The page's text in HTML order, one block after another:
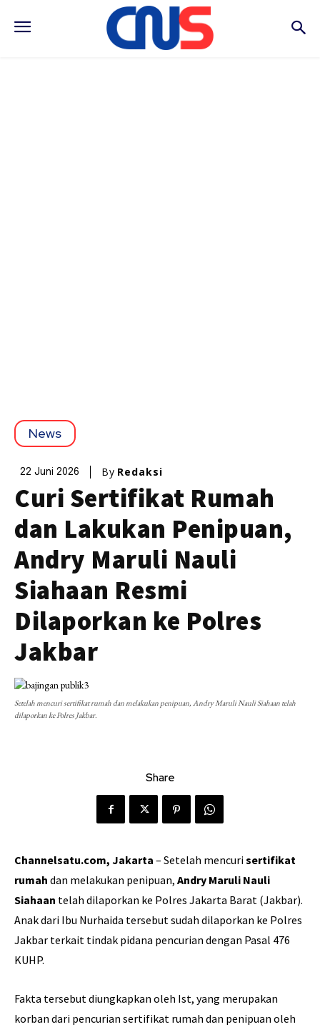
News
22 Juni 2026 By Redaksi
Curi Sertifikat Rumah
dan Lakukan Penipuan,
Andry Maruli Nauli
Siahaan Resmi
Dilaporkan ke Polres
Jakbar
Setelah mencuri sertifikat rumah dan melakukan penipuan, Andry Maruli Nauli Siahaan telah
dilaporkan ke Polres Jakbar.
Share
Channelsatu.com, Jakarta – Setelah mencurisertifikat
rumah dan melakukan penipuan, Andry Maruli Nauli
Siahaan telah dilaporkan ke Polres Jakarta Barat (Jakbar).
Anak dari Ibu Nurhaida tersebut sudah dilaporkan ke Polres
Jakbar terkait tindak pidana pencurian dengan Pasal 476
KUHP.
Fakta tersebut diungkapkan oleh Ist, yang merupakan
korban dari pencurian sertifikat rumah dan penipuan oleh